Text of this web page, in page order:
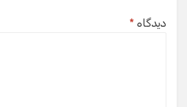
دیدگاه *